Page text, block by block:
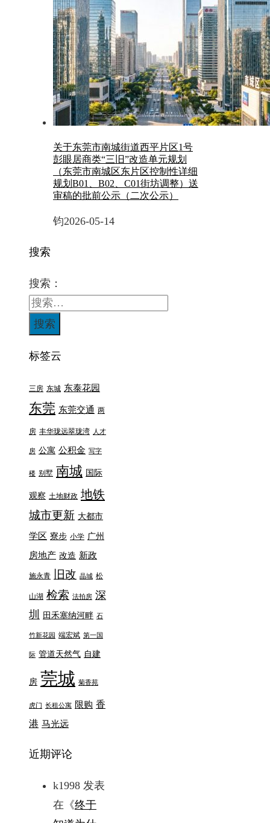
关于东莞市南城街道西平片区1号
彭眼居商类“三旧”改造单元规划
（东莞市南城区东片区控制性详细
规划B01、B02、C01街坊调整）送
审稿的批前公示（二次公示）
钧2026-05-14
搜索
搜索：
标签云
三房 东城 东泰花园
东莞 东莞交通 两
房 丰华珑远翠珑湾 人才
房 公寓 公积金 写字
楼 别墅 南城 国际
观察 土地财政 地铁
城市更新 大都市
学区 寮步 小学 广州
房地产 改造 新政
施永青 旧改 晶城 松
山湖 检索 法拍房 深
圳
田禾塞纳河畔 石
竹新花园 端宏斌 第一国
际 管道天然气 自建
房 莞城 菊香苑
虎门 长租公寓 限购 香
港 马光远
近期评论
k1998 发表
在《终于